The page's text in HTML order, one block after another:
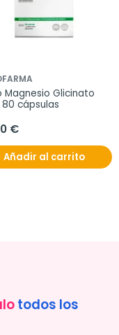
Magnesio Glicinato
cápsulas
€
Añadir al carrito
todos los